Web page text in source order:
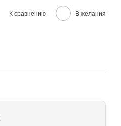
К сравнению В желания